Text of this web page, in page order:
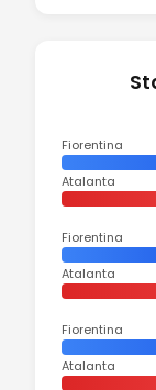
Fiorentina
Atalanta
Fiorentina
Atalanta
Fiorentina
Atalanta